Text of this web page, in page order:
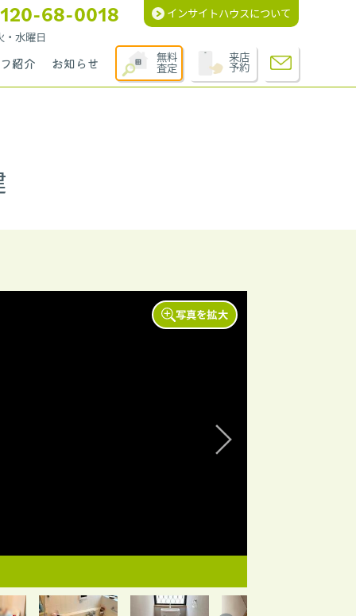
紹介 お知らせ
無料
査定
来店
予約
68-0018
水曜日
インサイトハウスについて
写真を拡大